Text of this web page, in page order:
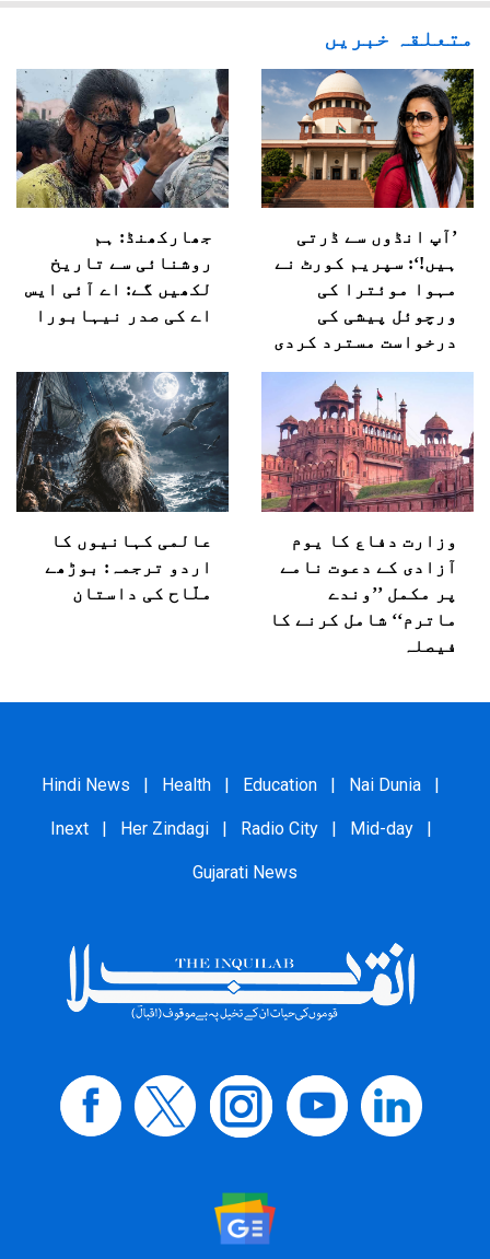
متعلقہ خبریں
’آپ انڈوں سے ڈرتی
ہیں!‘: سپریم کورٹ نے
مہوا موئترا کی
ورچوئل پیشی کی
درخواست مسترد کردی
جھارکھنڈ: ہم
روشنائی سے تاریخ
لکھیں گے: اے آئی ایس
اے کی صدر نیہابورا
وزارت دفاع کا یوم
آزادی کے دعوت نامے
پر مکمل ’’وندے
ماترم‘‘ شامل کرنے کا
فیصلہ
عالمی کہانیوں کا
اردو ترجمہ: بوڑھے
ملّاح کی داستان
Hindi News | Health | Education | Nai Dunia |
Inext | Her Zindagi | Radio City | Mid-day |
Gujarati News